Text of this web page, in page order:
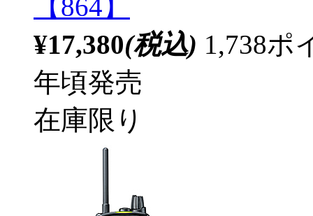
【864】
¥17,380(税込) 1,738ポ
年頃発売
在庫限り